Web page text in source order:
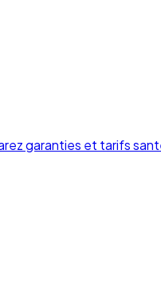
garanties et tarifs